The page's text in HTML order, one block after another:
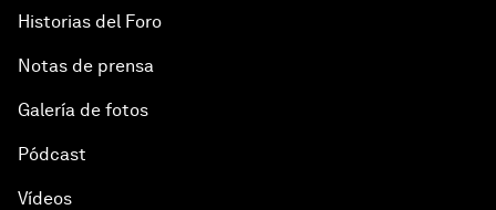
Historias del Foro
Notas de prensa
Galería de fotos
Pódcast
Vídeos